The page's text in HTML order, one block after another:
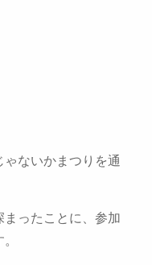
ないかまつりを通
ったことに、参加